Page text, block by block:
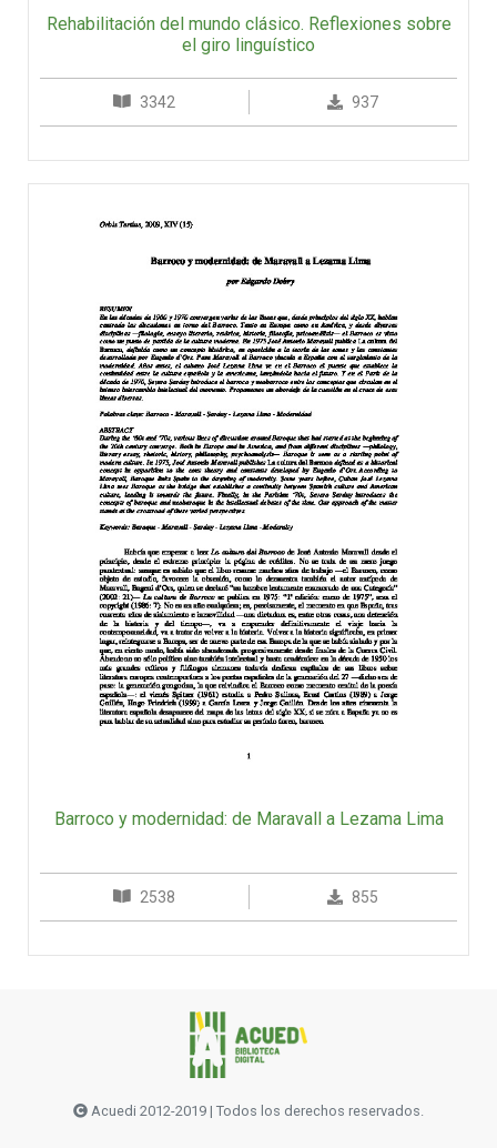
Rehabilitación del mundo clásico. Reflexiones sobre
el giro linguístico
3342 937
Barroco y modernidad: de Maravall a Lezama Lima
2538 855
Acuedi 2012-2019 | Todos los derechos reservados.